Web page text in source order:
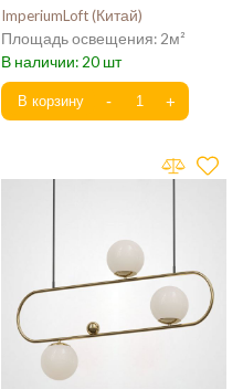
ImperiumLoft Китай
2
20